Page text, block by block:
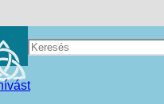
hőseire
,Szent Bazil